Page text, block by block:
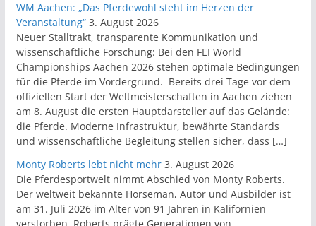
WM Aachen: „Das Pferdewohl steht im Herzen der
Veranstaltung“ 3. August 2026
Neuer Stalltrakt, transparente Kommunikation und
wissenschaftliche Forschung: Bei den FEI World
Championships Aachen 2026 stehen optimale Bedingungen
für die Pferde im Vordergrund. Bereits drei Tage vor dem
offiziellen Start der Weltmeisterschaften in Aachen ziehen
am 8. August die ersten Hauptdarsteller auf das Gelände:
die Pferde. Moderne Infrastruktur, bewährte Standards
und wissenschaftliche Begleitung stellen sicher, dass […]
Monty Roberts lebt nicht mehr 3. August 2026
Die Pferdesportwelt nimmt Abschied von Monty Roberts.
Der weltweit bekannte Horseman, Autor und Ausbilder ist
am 31. Juli 2026 im Alter von 91 Jahren in Kalifornien